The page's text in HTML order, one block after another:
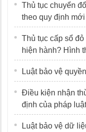
Thủ tục chuyển
theo quy định mới
Thủ tục cấp sổ
hiện hành? Hình
Luật bảo vệ
Điều kiện nhận
định của pháp
Luật bảo vệ dữ